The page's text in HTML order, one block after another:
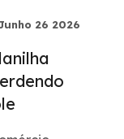
26 2026